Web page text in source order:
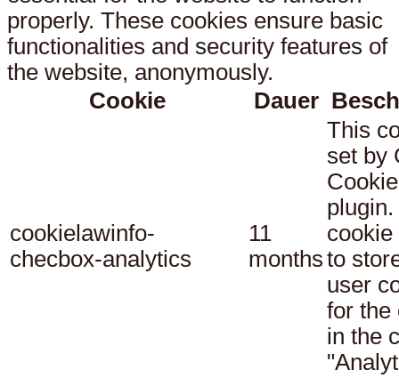
properly. These cookies ensure basic
functionalities and security features of
the website, anonymously.
Cookie
Dauer
cookielawinfo-
checbox-analytics
11
months
This
set by
cookie
to
user
for the
in the